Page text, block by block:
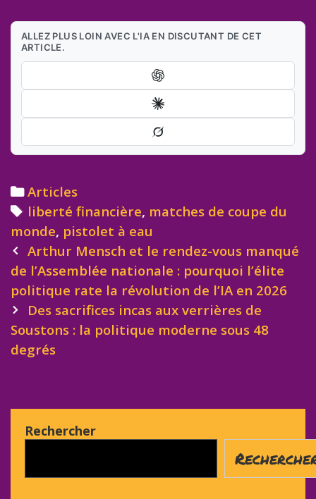
ALLEZ PLUS LOIN AVEC L'IA EN DISCUTANT DE CET
ARTICLE.
Categories
Articles
Tags
liberté financière, matches de coupe du
monde, pistolet à eau
Post
navigation
Arthur Mensch et le rendez-vous manqué
de l’Assemblée nationale : pourquoi l’élite
politique rate la révolution de l’IA en 2026
Des sacrifices incas aux verrières de
Soustons : la politique moderne sous 48
degrés
Rechercher